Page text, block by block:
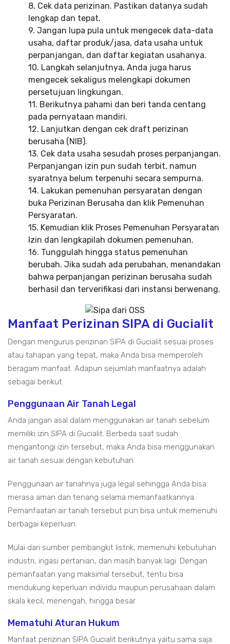
8. Cek data perizinan. Pastikan datanya sudah
lengkap dan tepat.
9. Jangan lupa pula untuk mengecek data-data
usaha, daftar produk/jasa, data usaha untuk
perpanjangan, dan daftar kegiatan usahanya.
10. Langkah selanjutnya, Anda juga harus
mengecek sekaligus melengkapi dokumen
persetujuan lingkungan.
11. Berikutnya pahami dan beri tanda centang
pada pernyataan mandiri.
12. Lanjutkan dengan cek draft perizinan
berusaha (NIB).
13. Cek data usaha sesudah proses perpanjangan.
Perpanjangan izin pun sudah terbit, namun
syaratnya belum terpenuhi secara sempurna.
14. Lakukan pemenuhan persyaratan dengan
buka Perizinan Berusaha dan klik Pemenuhan
Persyaratan.
15. Kemudian klik Proses Pemenuhan Persyaratan
Izin dan lengkapilah dokumen pemenuhan.
16. Tunggulah hingga status pemenuhan
berubah. Jika sudah ada perubahan, menandakan
bahwa perpanjangan perizinan berusaha sudah
berhasil dan terverifikasi dari instansi berwenang.
Manfaat Perizinan SIPA di Gucialit
Dengan mengurus perizinan SIPA di Gucialit sesuai proses
atau tahapan yang tepat, maka Anda bisa memperoleh
beragam manfaat. Adapun sejumlah manfaatnya adalah
sebagai berikut.
Penggunaan Air Tanah Legal
Anda jangan asal dalam menggunakan air tanah sebelum
memiliki izin SIPA di Gucialit. Berbeda saat sudah
mengantongi izin tersebut, maka Anda bisa menggunakan
air tanah sesuai dengan kebutuhan.
Penggunaan air tanahnya juga legal sehingga Anda bisa
merasa aman dan tenang selama memanfaatkannya.
Pemanfaatan air tanah tersebut pun bisa untuk memenuhi
berbagai keperluan.
Mulai dari sumber pembangkit listrik, memenuhi kebutuhan
industri, irigasi pertanian, dan masih banyak lagi. Dengan
pemanfaatan yang maksimal tersebut, tentu bisa
mendukung keperluan individu maupun perusahaan dalam
skala kecil, menengah, hingga besar.
Mematuhi Aturan Hukum
Manfaat perizinan SIPA Gucialit berikutnya yaitu sama saja